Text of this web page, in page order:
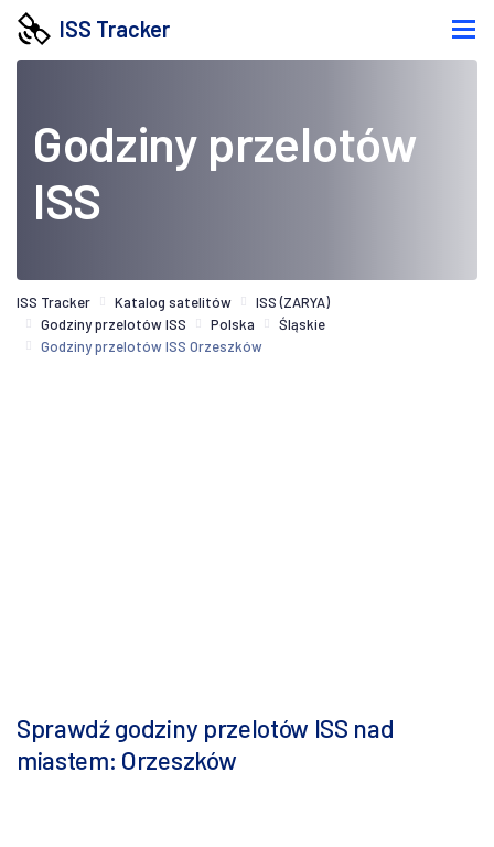
ISS Tracker
Godziny przelotów
ISS
ISS Tracker Katalog satelitów
ISS (ZARYA)
Godziny przelotów ISS
Polska
Śląskie
Godziny przelotów ISS Orzeszków
Sprawdź godziny przelotów ISS nad
miastem: Orzeszków